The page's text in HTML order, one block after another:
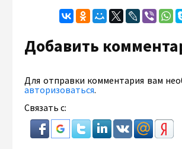
Добавить
Для отправки комментария вам
авторизоваться.
Связать с: